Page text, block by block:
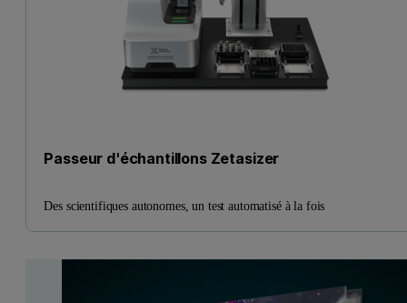
Passeur d'échantillons Zetasizer
Des scientifiques autonomes, un test automatisé à la fois